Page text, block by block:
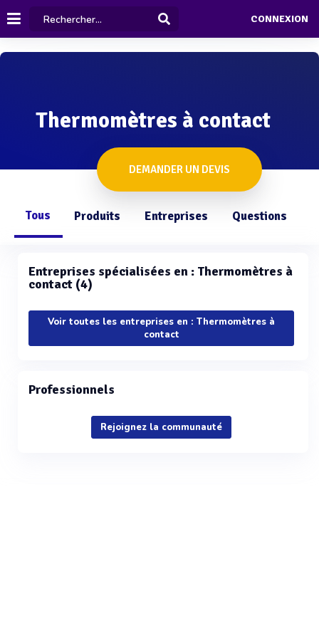
CONNEXION
Thermomètres à contact
DEMANDER UN DEVIS
Tous Produits Entreprises Questions
Entreprises spécialisées en : Thermomètres à
contact (4)
Voir toutes les entreprises en : Thermomètres à
contact
Professionnels
Rejoignez la communauté